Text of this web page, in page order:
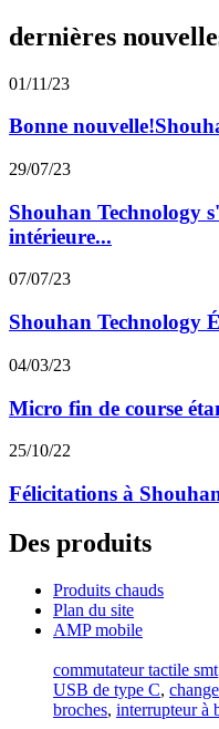
dernières
01/11/23
Bonne
29/07/23
Shouhan Technology
intérieure...
07/07/23
Shouhan Technology
04/03/23
Micro fin de course
25/10/22
Félicitations à
Des produits
Produits chauds
Plan du site
AMP mobile
commutateur tactile smt
USB de type C,
broches, interrupteur à